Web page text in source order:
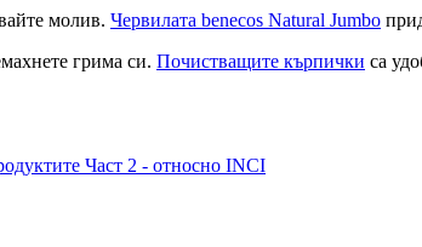
молив. Червилата benecos Natural Jumbo
грима си. Почистващите кърпички са
Част 2 - относно INCI